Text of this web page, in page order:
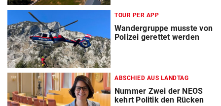
TOUR PER APP
Wandergruppe musste von
Polizei gerettet werden
ABSCHIED AUS LANDTAG
Nummer Zwei der NEOS
kehrt Politik den Rücken